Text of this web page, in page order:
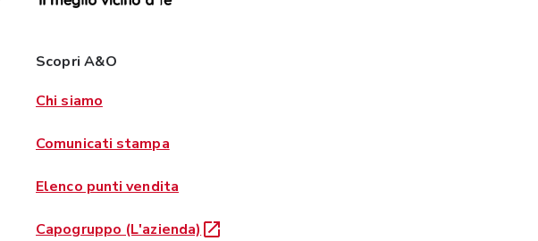
Scopri A&O
Chi siamo
Comunicati stampa
Elenco punti vendita
Capogruppo (L'azienda)